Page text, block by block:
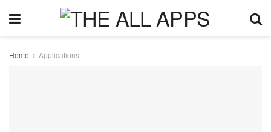
Home Applications